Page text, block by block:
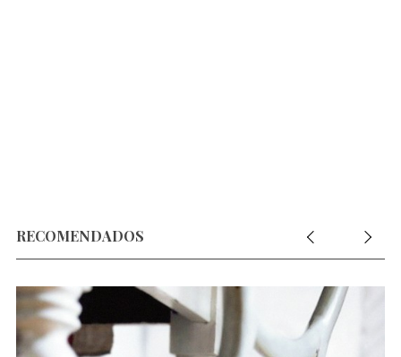
RECOMENDADOS